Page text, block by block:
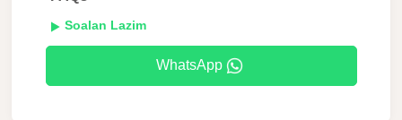
Soalan Lazim
WhatsApp